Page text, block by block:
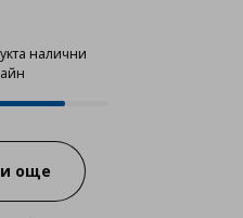
налични
от 15 продукта налични
още